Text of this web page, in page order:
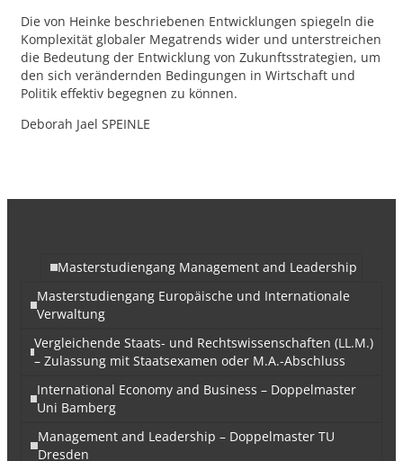
Die von Heinke beschriebenen Entwicklungen spiegeln die
Komplexität globaler Megatrends wider und unterstreichen
die Bedeutung der Entwicklung von Zukunftsstrategien, um
den sich verändernden Bedingungen in Wirtschaft und
Politik effektiv begegnen zu können.
Deborah Jael SPEINLE
Masterstudiengang Management and Leadership
Masterstudiengang Europäische und Internationale
Verwaltung
Vergleichende Staats- und Rechtswissenschaften (LL.M.)
– Zulassung mit Staatsexamen oder M.A.-Abschluss
International Economy and Business – Doppelmaster
Uni Bamberg
Management and Leadership – Doppelmaster TU
Dresden